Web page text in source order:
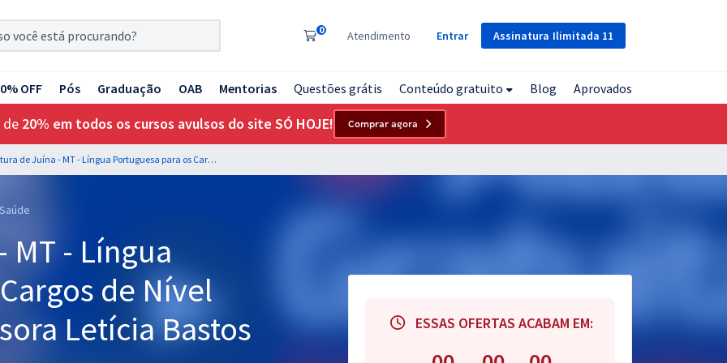
Assinatura Ilimitada 11
0 Atendimento Entrar
OFF Pós Graduação OAB Mentorias Questões grátis Conteúdo gratuito Blog Aprovados
de 20% em todos os cursos avulsos do site SÓ HOJE! Comprar agora
Prefeitura de Juína - MT - Língua Portuguesa para os Cargos de Nível Médio com a Professora Letícia Bastos
MT - Língua
de Nível
Letícia Bastos
ESSAS OFERTAS ACABAM EM: